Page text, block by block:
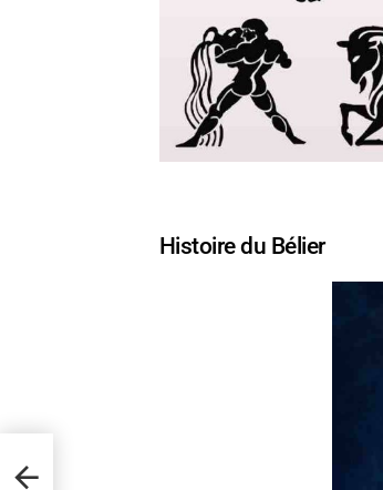
Histoire du Bélier